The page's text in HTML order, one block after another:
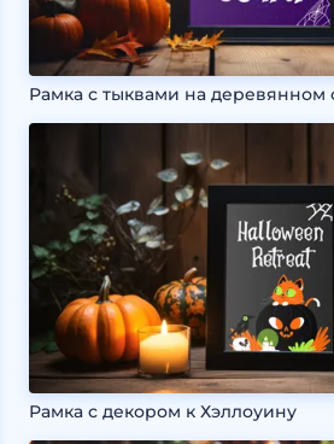
Рамка с тыквами на деревянном
Рамка с декором к Хэллоуину